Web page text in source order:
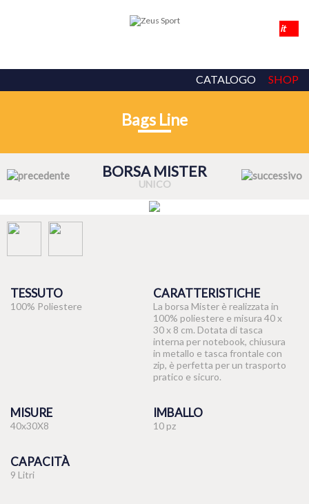
CATALOGO SHOP
Bags Line
BORSA MISTER
UNICO
TESSUTO
100% Poliestere
CARATTERISTICHE
La borsa Mister è realizzata in
100% poliestere e misura 40 x
30 x 8 cm. Dotata di tasca
interna per notebook, chiusura
in metallo e tasca frontale con
zip, è perfetta per un trasporto
pratico e sicuro.
MISURE
40x30X8
IMBALLO
10 pz
CAPACITÀ
9 Litri